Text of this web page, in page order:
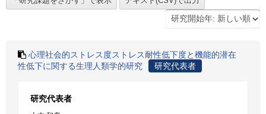
心理社会的ストレス度ストレス耐性低下度と機能的潜在
性低下に関する生理人類学的研究
研究代表者
研究代表者